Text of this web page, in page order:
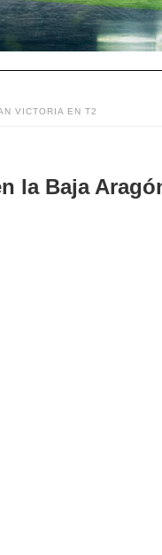
VICTORIA EN T2
la Baja